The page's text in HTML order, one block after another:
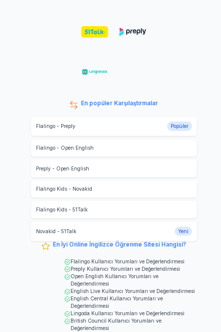
En popüler Karşılaştırmalar
Flalingo- Preply Popüler
Flalingo- Open English
Preply- Open English
Flalingo Kids- Novakid
Flalingo Kids- 51Talk
Novakid - 51Talk Yeni
En İyi Online İngilizce Öğrenme Sitesi Hangisi?
Flalingo Kullanıcı Yorumları ve Değerlendirmesi
Preply Kullanıcı Yorumları ve Değerlendirmesi
Open English Kullanıcı Yorumları ve
Değerlendirmesi
English Live Kullanıcı Yorumları ve Değerlendirmesi
English Central Kullanıcı Yorumları ve
Değerlendirmesi
Lingoda Kullanıcı Yorumları ve Değerlendirmesi
British Council Kullanıcı Yorumları ve
Değerlendirmesi